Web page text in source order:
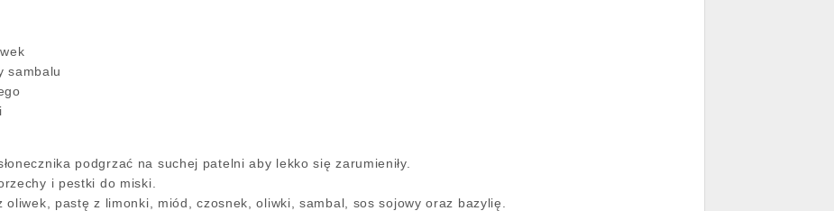
sambalu
podgrzać na suchej patelni aby lekko się zarumieniły.
i pestki do miski.
oliwek, pastę z limonki, miód, czosnek, oliwki, sambal, sos sojowy oraz bazylię.